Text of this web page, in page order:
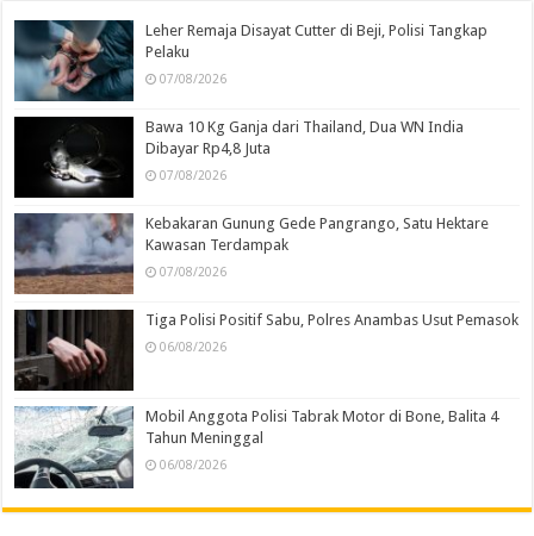
Leher Remaja Disayat Cutter di Beji, Polisi Tangkap
Pelaku
07/08/2026
Bawa 10 Kg Ganja dari Thailand, Dua WN India
Dibayar Rp4,8 Juta
07/08/2026
Kebakaran Gunung Gede Pangrango, Satu Hektare
Kawasan Terdampak
07/08/2026
Tiga Polisi Positif Sabu, Polres Anambas Usut Pemasok
06/08/2026
Mobil Anggota Polisi Tabrak Motor di Bone, Balita 4
Tahun Meninggal
06/08/2026